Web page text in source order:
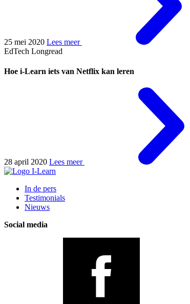
25 mei 2020 Lees meer
EdTech Longread
Hoe i-Learn iets van Netflix kan leren
28 april 2020 Lees meer
In de pers
Testimonials
Nieuws
Social media